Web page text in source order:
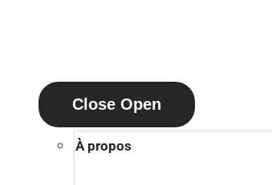
Close Open
À propos